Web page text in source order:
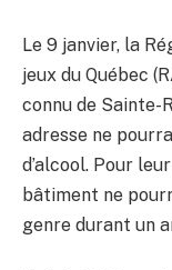
Le 9 janvier, la
jeux du Québec
connu de Sainte-
adresse ne
d’alcool. Pour
bâtiment ne
genre durant un